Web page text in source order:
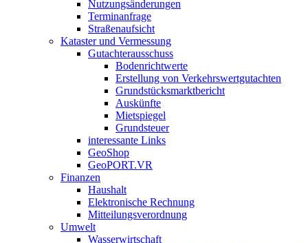
Nutzungsänderungen
Terminanfrage
Straßenaufsicht
Kataster und Vermessung
Gutachterausschuss
Bodenrichtwerte
Erstellung von Verkehrswertgutachten
Grundstücksmarktbericht
Auskünfte
Mietspiegel
Grundsteuer
interessante Links
GeoShop
GeoPORT.VR
Finanzen
Haushalt
Elektronische Rechnung
Mitteilungsverordnung
Umwelt
Wasserwirtschaft